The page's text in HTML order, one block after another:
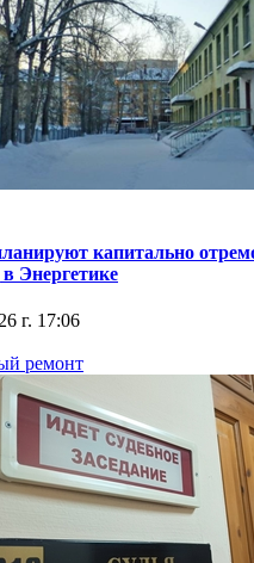
капитально
в Энергетике
г. 17:06
ремонт